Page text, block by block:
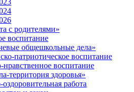
с родителями»
воспитание
общешкольные дела»
патриотическое воспитание
нравственное воспитание
территория здоровья»
работа